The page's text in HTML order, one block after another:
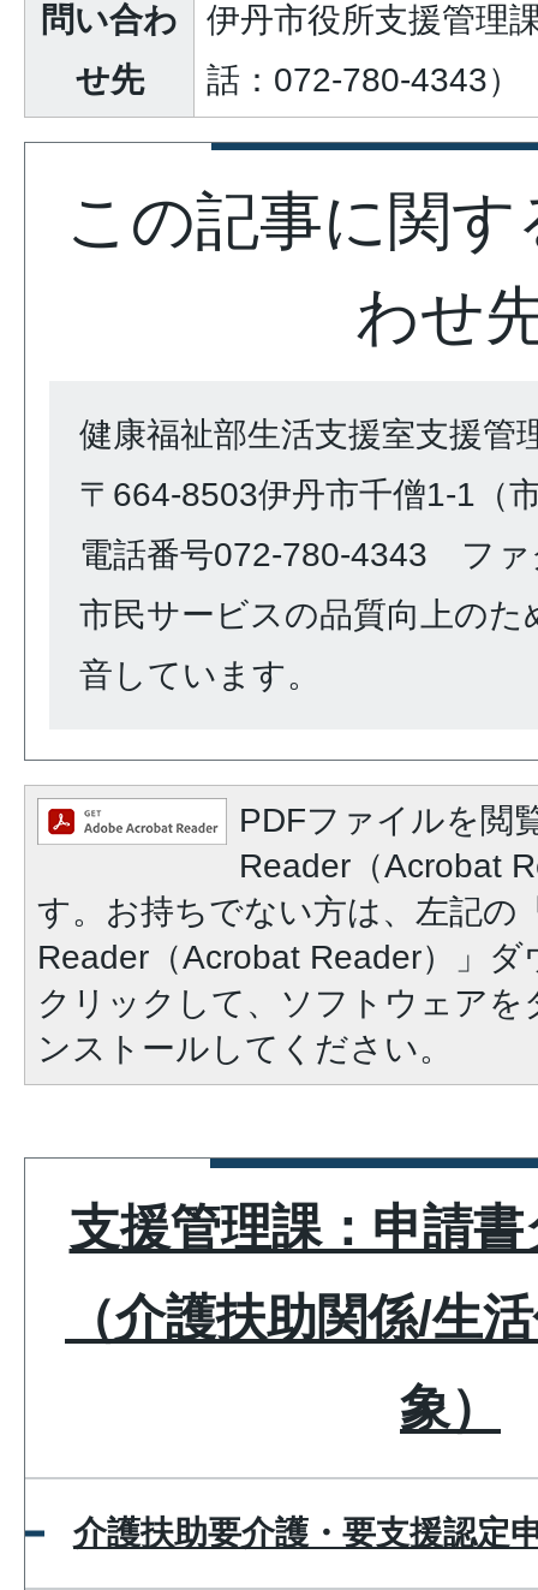
問い合わ
せ先
伊丹市役所支援管理
話：072-780-4343）
この記事に関
わせ
健康福祉部生活支援室支援管
〒664-8503伊丹市千僧1-1（
電話番号072-780-4343 ファ
市民サービスの品質向上のた
音しています。
PDFファイルを閲
Reader（Acrobat
す。お持ちでない方は、左記の
Reader（Acrobat Reader）」
クリックして、ソフトウェア
ンストールしてください。
支援管理課：申請
（介護扶助関係/生
象）
介護扶助要介護・要支援認定